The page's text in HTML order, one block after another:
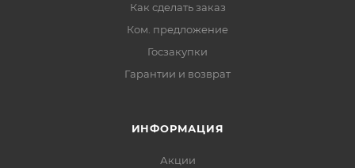
Как сделать заказ
Ком. предложение
Госзакупки
Гарантии и возврат
ИНФОРМАЦИЯ
Акции